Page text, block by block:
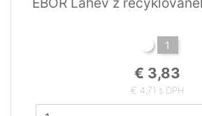
1
€ 3,83
€ 4,71 s DPH